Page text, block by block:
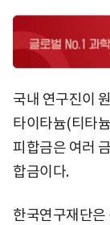
국내 연구진이
타이타늄(티타
피합금은 여러
합금이다.
한국연구재단은